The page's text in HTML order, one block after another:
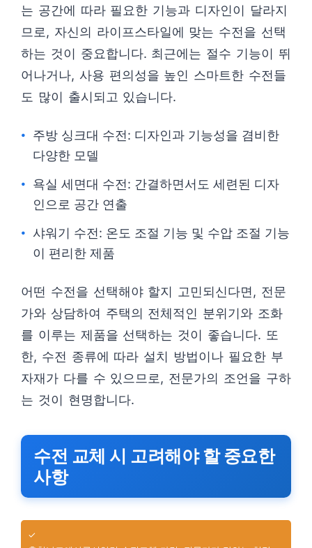
는 공간에 따라 필요한 기능과 디자인이 달라지
므로, 자신의 라이프스타일에 맞는 수전을 선택
하는 것이 중요합니다. 최근에는 절수 기능이 뛰
어나거나, 사용 편의성을 높인 스마트한 수전들
도 많이 출시되고 있습니다.
주방 싱크대 수전: 디자인과 기능성을 겸비한
다양한 모델
욕실 세면대 수전: 간결하면서도 세련된 디자
인으로 공간 연출
샤워기 수전: 온도 조절 기능 및 수압 조절 기능
이 편리한 제품
어떤 수전을 선택해야 할지 고민되신다면, 전문
가와 상담하여 주택의 전체적인 분위기와 조화
를 이루는 제품을 선택하는 것이 좋습니다. 또
한, 수전 종류에 따라 설치 방법이나 필요한 부
자재가 다를 수 있으므로, 전문가의 조언을 구하
는 것이 현명합니다.
수전 교체 시 고려해야 할 중요한
사항
✓